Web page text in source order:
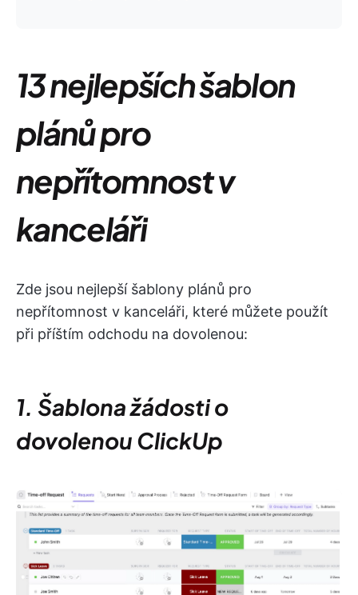
13 nejlepších šablon
plánů pro
nepřítomnost v
kanceláři
Zde jsou nejlepší šablony plánů pro
nepřítomnost v kanceláři, které můžete použít
při příštím odchodu na dovolenou:
1. Šablona žádosti o
dovolenou ClickUp